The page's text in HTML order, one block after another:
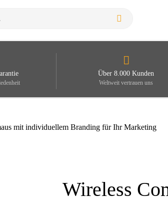
Über 8.000 Kunden
Weltweit vertrauen uns
mit individuellem Branding für Ihr Marketing
Wireless